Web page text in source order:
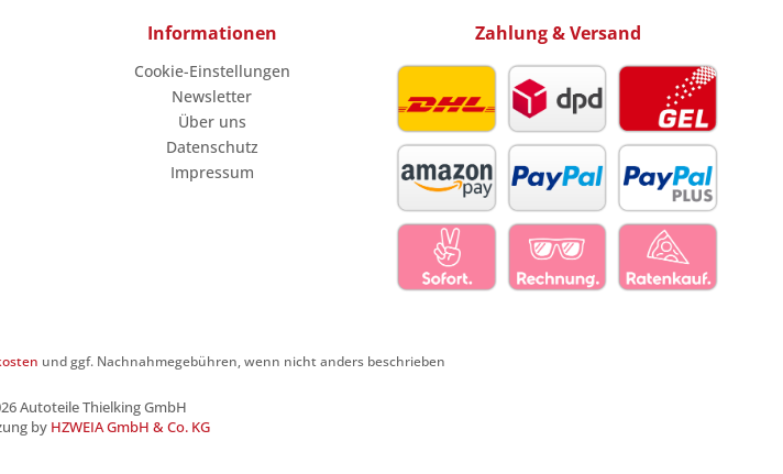
Informationen
Cookie-Einstellungen
Newsletter
Über uns
Datenschutz
Impressum
Zahlung & Versand
und ggf. Nachnahmegebühren, wenn nicht anders beschrieben
Autoteile Thielking GmbH
by HZWEIA GmbH & Co. KG